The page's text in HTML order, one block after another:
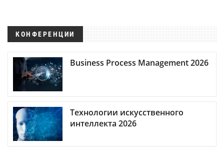
КОНФЕРЕНЦИИ
Business Process Management 2026
Технологии искусственного
интеллекта 2026